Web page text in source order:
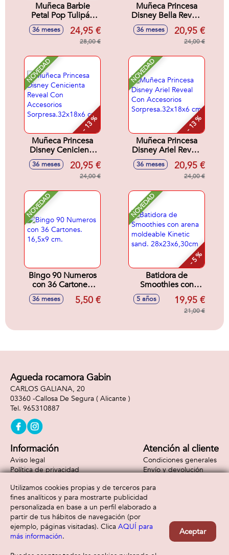
Muñeca Barbie
Petal Pop Tulipán
Rosa 32x12x12 cm
36 meses 24,95 €
28,00 €
Muñeca Princesa
Disney Bella Reveal
Con Accesorios
Sorpresa.32x18x6
36 meses 20,95 €
24,00 €
NOVEDAD
- 13 %
Muñeca Princesa
Disney Cenicienta
Reveal Con
Accesorios
Sorpresa.32x18x6
36 meses 20,95 €
24,00 €
NOVEDAD
- 13 %
Muñeca Princesa
Disney Ariel Reveal
Con Accesorios
Sorpresa.32x18x6
36 meses 20,95 €
24,00 €
NOVEDAD
Bingo 90 Numeros
con 36 Cartones.
16,5x9 cm.
36 meses 5,50 €
NOVEDAD
- 5 %
Batidora de
Smoothies con
arena moldeable
Kinetic sand.
28x23x6,30cm
5 años 19,95 €
21,00 €
Agueda rocamora Gabin
CARLOS GALIANA, 20
03360 -Callosa De Segura ( Alicante )
965310887
Información
Aviso legal
Política de privacidad
Atención al cliente
Condiciones generales
Envío y devolución
Formas de pago
Utilizamos cookies propias y de terceros para
fines analíticos y para mostrarte publicidad
personalizada en base a un perfil elaborado a
partir de tus hábitos de navegación (por
ejemplo, páginas visitadas). Clica AQUÍ para
más información.
Aceptar